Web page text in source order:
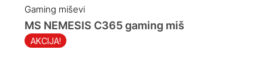
was:
25.00 KM.
is:
17.50 KM.
Gaming miševi
AKCIJA!
MS NEMESIS C365 gaming miš